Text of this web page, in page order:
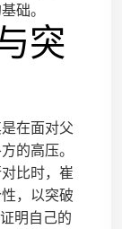
础。
突
在面对父
的高压。
比时，崔
，以突破
明自己的